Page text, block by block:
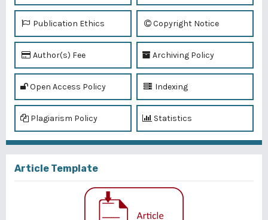
Publication Ethics Copyright Notice
Author(s) Fee Archiving Policy
Open Access Policy Indexing
Plagiarism Policy Statistics
Article Template